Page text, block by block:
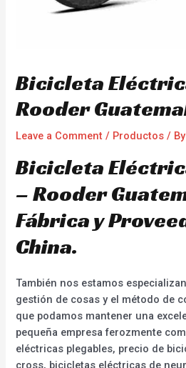
Bicicleta
Rooder
Leave a Comment / Productos /
Bicicleta
– Rooder
Fábrica y
China.
También nos estamos
gestión de cosas y el método de
que podamos mantener una
pequeña empresa ferozmente
eléctricas plegables, precio de
cross, bicicletas eléctricas de